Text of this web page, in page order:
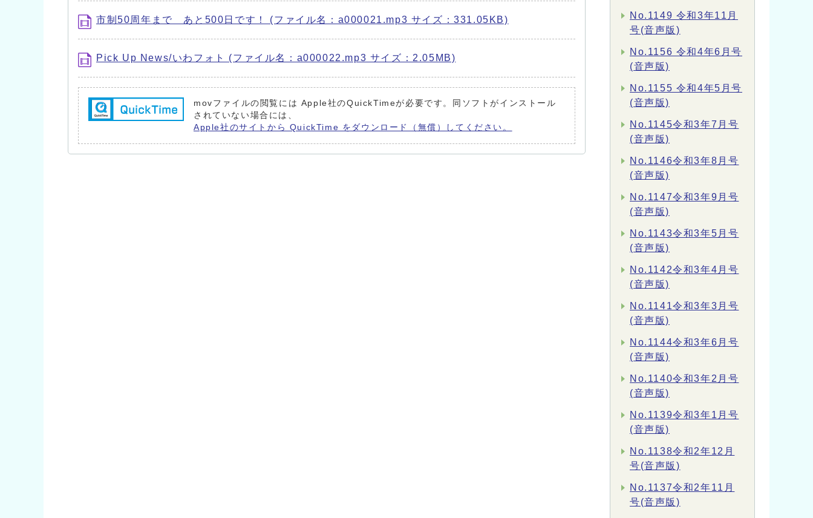
市制50周年まで あと500日です！ (ファイル名：a000021.mp3 サイズ：331.05KB)
Pick Up News/いわフォト (ファイル名：a000022.mp3 サイズ：2.05MB)
movファイルの閲覧には Apple社のQuickTimeが必要です。同ソフトがインストール
されていない場合には、
Apple社のサイトから QuickTime をダウンロード（無償）してください。
No.1149 令和3年11月
号(音声版)
No.1156 令和4年6月号
(音声版)
No.1155 令和4年5月号
(音声版)
No.1145令和3年7月号
(音声版)
No.1146令和3年8月号
(音声版)
No.1147令和3年9月号
(音声版)
No.1143令和3年5月号
(音声版)
No.1142令和3年4月号
(音声版)
No.1141令和3年3月号
(音声版)
No.1144令和3年6月号
(音声版)
No.1140令和3年2月号
(音声版)
No.1139令和3年1月号
(音声版)
No.1138令和2年12月
号(音声版)
No.1137令和2年11月
号(音声版)